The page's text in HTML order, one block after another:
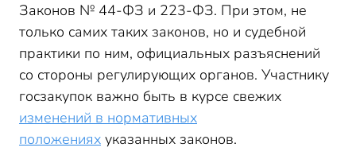
Законов № 44-ФЗ и 223-ФЗ. При этом, не
только самих таких законов, но и судебной
практики по ним, официальных разъяснений
со стороны регулирующих органов. Участнику
госзакупок важно быть в курсе свежих
изменений в нормативных
положениях указанных законов.